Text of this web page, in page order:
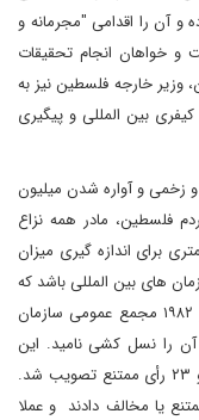
آن را اقدامی "مجرمانه و
و خواهان انجام تحقیقات
وزیر خارجه فلسطین نیز به
بین المللی و پیگیری
و زخمی و آواره شدن میلیون
فلسطین، مادر همه نزاع
برای اندازه گیری میزان
های بین المللی باشد که
متاسفانه مردود شده اند. برای مثال، در ۱۶ دسامبر ۱۹۸۲ مجمع عمومی سازمان
را نسل کشی نامید. این
قطعنامه با ۹۸ رأی موافق در مقابل ۱۹ رأی مخالف و ۲۳ رأی ممتنع تصویب شد.
یا مخالف دادند و عملا